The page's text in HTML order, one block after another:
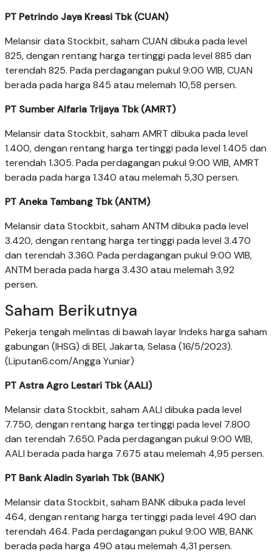
PT Petrindo Jaya Kreasi Tbk (CUAN)
Melansir data Stockbit, saham CUAN dibuka pada level
825, dengan rentang harga tertinggi pada level 885 dan
terendah 825. Pada perdagangan pukul 9:00 WIB, CUAN
berada pada harga 845 atau melemah 10,58 persen.
PT Sumber Alfaria Trijaya Tbk (AMRT)
Melansir data Stockbit, saham AMRT dibuka pada level
1.400, dengan rentang harga tertinggi pada level 1.405 dan
terendah 1.305. Pada perdagangan pukul 9:00 WIB, AMRT
berada pada harga 1.340 atau melemah 5,30 persen.
PT Aneka Tambang Tbk (ANTM)
Melansir data Stockbit, saham ANTM dibuka pada level
3.420, dengan rentang harga tertinggi pada level 3.470
dan terendah 3.360. Pada perdagangan pukul 9:00 WIB,
ANTM berada pada harga 3.430 atau melemah 3,92
persen.
Saham Berikutnya
Pekerja tengah melintas di bawah layar Indeks harga saham
gabungan (IHSG) di BEI, Jakarta, Selasa (16/5/2023).
(Liputan6.com/Angga Yuniar)
PT Astra Agro Lestari Tbk (AALI)
Melansir data Stockbit, saham AALI dibuka pada level
7.750, dengan rentang harga tertinggi pada level 7.800
dan terendah 7.650. Pada perdagangan pukul 9:00 WIB,
AALI berada pada harga 7.675 atau melemah 4,95 persen.
PT Bank Aladin Syariah Tbk (BANK)
Melansir data Stockbit, saham BANK dibuka pada level
464, dengan rentang harga tertinggi pada level 490 dan
terendah 464. Pada perdagangan pukul 9:00 WIB, BANK
berada pada harga 490 atau melemah 4,31 persen.